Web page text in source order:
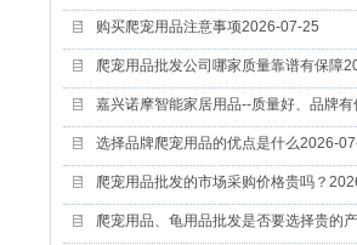
购买爬宠用品注意事项2026-07-25
爬宠用品批发公司哪家质量靠谱有保障
嘉兴诺摩智能家居用品--质量好、品牌
选择品牌爬宠用品的优点是什么2026-
爬宠用品批发的市场采购价格贵吗？
爬宠用品、龟用品批发是否要选择贵的